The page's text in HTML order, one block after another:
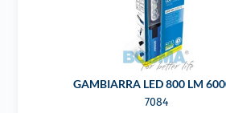
GAMBIARRA LED 800 LM
7084